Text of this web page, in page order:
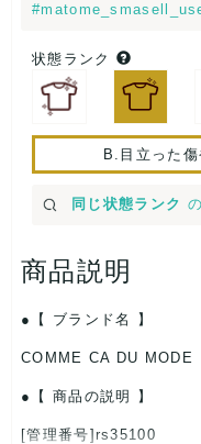
状態ランク
B.目立った
同じ状態ランク
商品説明
【 ブランド名 】
COMME CA DU MODE
【 商品の説明 】
[管理番号]rs35100